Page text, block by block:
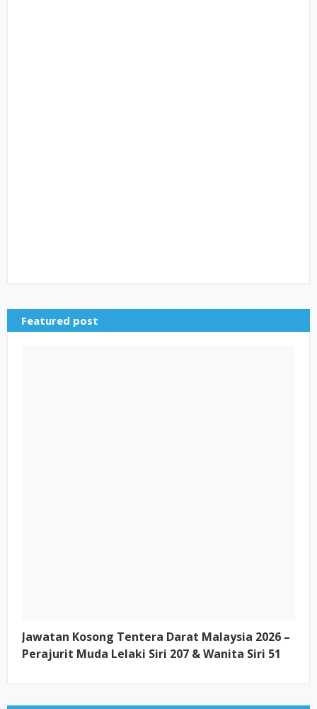
Featured post
Jawatan Kosong Tentera Darat Malaysia 2026 –
Perajurit Muda Lelaki Siri 207 & Wanita Siri 51